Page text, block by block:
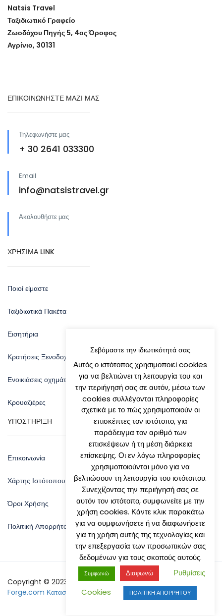
Natsis Travel
Ταξιδιωτικό Γραφείο
Ζωοδόχου Πηγής 5, 4ος Όροφος
Αγρίνιο, 30131
ΕΠΙΚΟΙΝΩΝΗΣΤΕ ΜΑΖΙ ΜΑΣ
Τηλεφωνήστε μας
+ 30 2641 033300
Email
info@natsistravel.gr
Ακολουθήστε μας
ΧΡΗΣΙΜΑ LINK
Ποιοί είμαστε
Ταξιδιωτικά Πακέτα
Εισητήρια
Κρατήσεις Ξενοδοχείων
Ενοικιάσεις οχημάτων
Κρουαζιέρες
ΥΠΟΣΤΗΡΙΞΗ
Επικοινωνία
Χάρτης Ιστότοπου
Όροι Χρήσης
Πολιτική Απορρήτου
Copyright © 2023 by Natsis Travel - Designed By:
Forge.com Κατασκευή Ιστοσελίδων
Σεβόμαστε την ιδιωτικότητά σας
Αυτός ο ιστότοπος χρησιμοποιεί cookies
για να βελτιώνει τη λειτουργία του και
την περιήγησή σας σε αυτόν, μέσω των
cookies συλλέγονται πληροφορίες
σχετικά με το πώς χρησιμοποιούν οι
επισκέπτες τον ιστότοπο, για
παράδειγμα τον αριθμό των
επισκέψεων ή τη μέση διάρκεια
επίσκεψης. Οι εν λόγω πληροφορίες
χρησιμοποιούνται μόνο για να
βελτιώσουν τη λειτουργία του ιστότοπου.
Συνεχίζοντας την περιήγησή σας σε
αυτόν τον ιστότοπο, συμφωνείτε με την
χρήση cookies. Κάντε κλικ παρακάτω
για να συμφωνήσετε ή να διαφωνήσετε
για τη χρήση αυτής της τεχνολογίας και
την επεξεργασία των προσωπικών σας
δεδομένων για τους σκοπούς αυτούς.
Συμφωνώ Διαφωνώ
Ρυθμίσεις
Cookies
ΠΟΛΙΤΙΚΗ ΑΠΟΡΡΗΤΟΥ